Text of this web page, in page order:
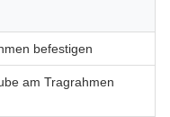
befestigen
am Tragrahmen